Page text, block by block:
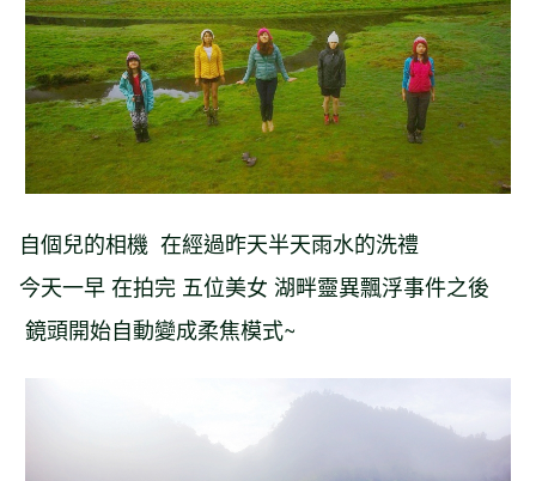
自個兒的相機 在經過昨天半天雨水的洗禮
今天一早 在拍完 五位美女 湖畔靈異飄浮事件之後
鏡頭開始自動變成柔焦模式~